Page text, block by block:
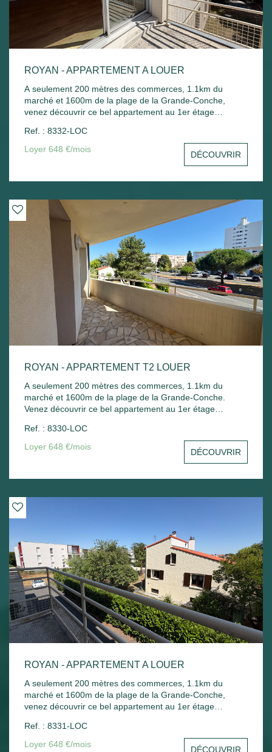
ROYAN - APPARTEMENT A LOUER
A seulement 200 mètres des commerces, 1.1km du
marché et 1600m de la plage de la Grande-Conche,
venez découvrir ce bel appartement au 1er étage
une cuisine, une chambre avec placard, une salle de
bain, un wc et un stationnement commun. Chauffage
électrique et ballon d'eau chaude électrique.
Ref. : 8332-LOC
Loyer 648 €/mois
DÉCOUVRIR
ROYAN - APPARTEMENT T2 LOUER
A seulement 200 mètres des commerces, 1.1km du
marché et 1600m de la plage de la Grande-Conche.
Venez découvrir ce bel appartement au 1er étage
cuisine, une chambre avec placard, une salle de bain
avec sèche serviette, un wc et un stationnement commun.
Chauffage électrique et ballon d'eau chaude électrique.
Ref. : 8330-LOC
Loyer 648 €/mois
DÉCOUVRIR
ROYAN - APPARTEMENT A LOUER
A seulement 200 mètres des commerces, 1.1km du
marché et 1600m de la plage de la Grande-Conche,
venez découvrir ce bel appartement au 1er étage
chambre, un balcon donnant sur le séjour et la chambre,
une salle de bain, un wc et un stationnement commun.
Ref. : 8331-LOC
Loyer 648 €/mois
DÉCOUVRIR